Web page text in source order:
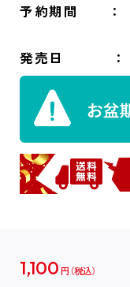
予約期間
発売日
1,100 円